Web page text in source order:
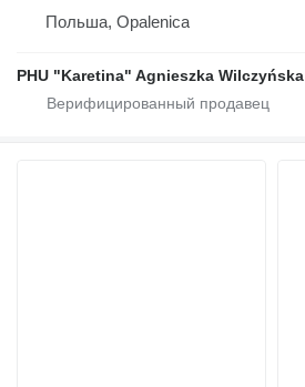
Польша, Opalenica
PHU "Karetina" Agnieszka Wilczyńska